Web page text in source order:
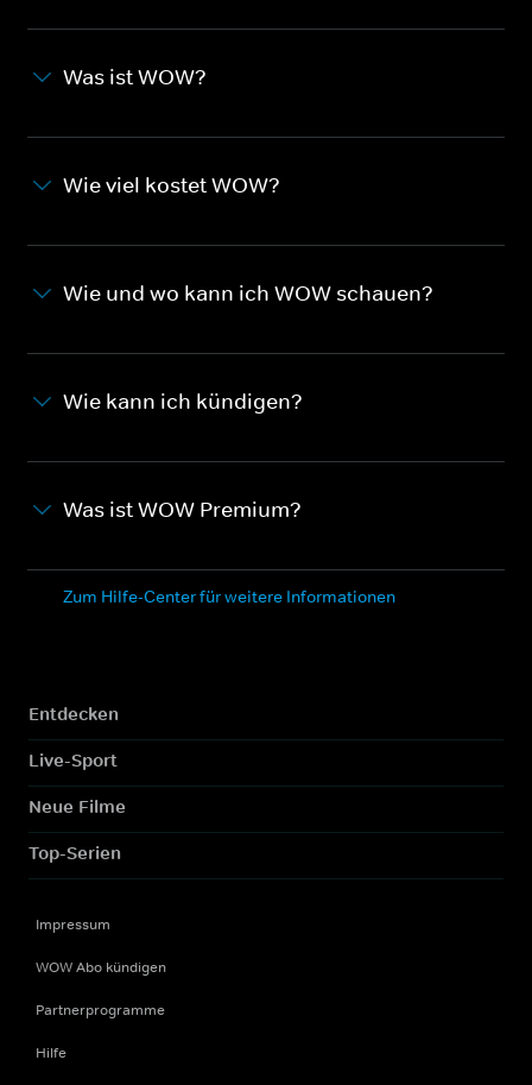
Was ist WOW?
Wie viel kostet WOW?
Wie und wo kann ich WOW schauen?
Wie kann ich kündigen?
Was ist WOW Premium?
Zum Hilfe-Center für weitere Informationen
Entdecken
Live-Sport
Neue Filme
Top-Serien
Impressum
WOW Abo kündigen
Partnerprogramme
Hilfe